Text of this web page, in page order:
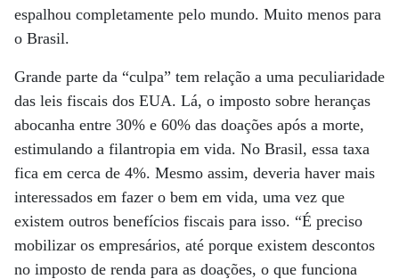
espalhou completamente pelo mundo. Muito menos para
o Brasil.
Grande parte da “culpa” tem relação a uma peculiaridade
das leis fiscais dos EUA. Lá, o imposto sobre heranças
abocanha entre 30% e 60% das doações após a morte,
estimulando a filantropia em vida. No Brasil, essa taxa
fica em cerca de 4%. Mesmo assim, deveria haver mais
interessados em fazer o bem em vida, uma vez que
existem outros benefícios fiscais para isso. “É preciso
mobilizar os empresários, até porque existem descontos
no imposto de renda para as doações, o que funciona